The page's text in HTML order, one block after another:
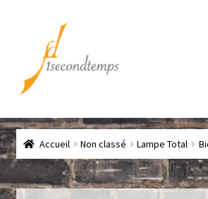
navigation
contenu
Accueil
Chef
CLICK & COLLECT
Accueil Non classé Lampe Total